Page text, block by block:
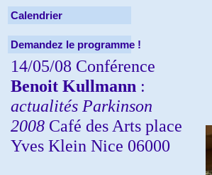
Calendrier
Demandez le programme !
14/05/08 Conférence
Benoit Kullmann :
actualités Parkinson
2008 Café des Arts place
Yves Klein Nice 06000